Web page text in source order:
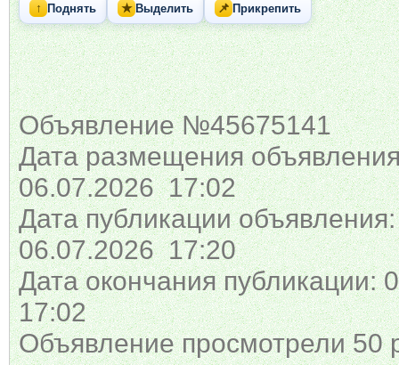
↑ Поднять ★ Выделить 📌 Прикрепить
Объявление №45675141
Дата размещения
06.07.2026 17:02
Дата публикации объявления:
06.07.2026 17:20
Дата окончания публикации:
17:02
Объявление просмотрели 50